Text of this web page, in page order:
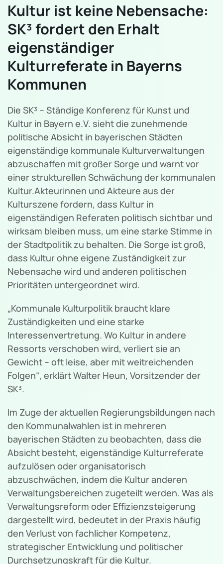
Kultur ist keine Nebensache:
SK³ fordert den Erhalt
eigenständiger
Kulturreferate in Bayerns
Kommunen
Die SK³ – Ständige Konferenz für Kunst und
Kultur in Bayern e.V. sieht die zunehmende
politische Absicht in bayerischen Städten
eigenständige kommunale Kulturverwaltungen
abzuschaffen mit großer Sorge und warnt vor
einer strukturellen Schwächung der kommunalen
Kultur.Akteurinnen und Akteure aus der
Kulturszene fordern, dass Kultur in
eigenständigen Referaten politisch sichtbar und
wirksam bleiben muss, um eine starke Stimme in
der Stadtpolitik zu behalten. Die Sorge ist groß,
dass Kultur ohne eigene Zuständigkeit zur
Nebensache wird und anderen politischen
Prioritäten untergeordnet wird.
„Kommunale Kulturpolitik braucht klare
Zuständigkeiten und eine starke
Interessenvertretung. Wo Kultur in andere
Ressorts verschoben wird, verliert sie an
Gewicht – oft leise, aber mit weitreichenden
Folgen“, erklärt Walter Heun, Vorsitzender der
SK³.
Im Zuge der aktuellen Regierungsbildungen nach
den Kommunalwahlen ist in mehreren
bayerischen Städten zu beobachten, dass die
Absicht besteht, eigenständige Kulturreferate
aufzulösen oder organisatorisch
abzuschwächen, indem die Kultur anderen
Verwaltungsbereichen zugeteilt werden. Was als
Verwaltungsreform oder Effizienzsteigerung
dargestellt wird, bedeutet in der Praxis häufig
den Verlust von fachlicher Kompetenz,
strategischer Entwicklung und politischer
Durchsetzungskraft für die Kultur.